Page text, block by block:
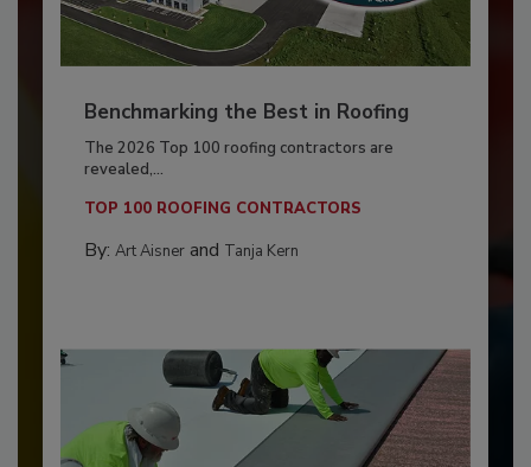
Benchmarking the Best in Roofing
The 2026 Top 100 roofing contractors are
revealed,...
TOP 100 ROOFING CONTRACTORS
By: Art Aisnerand Tanja Kern